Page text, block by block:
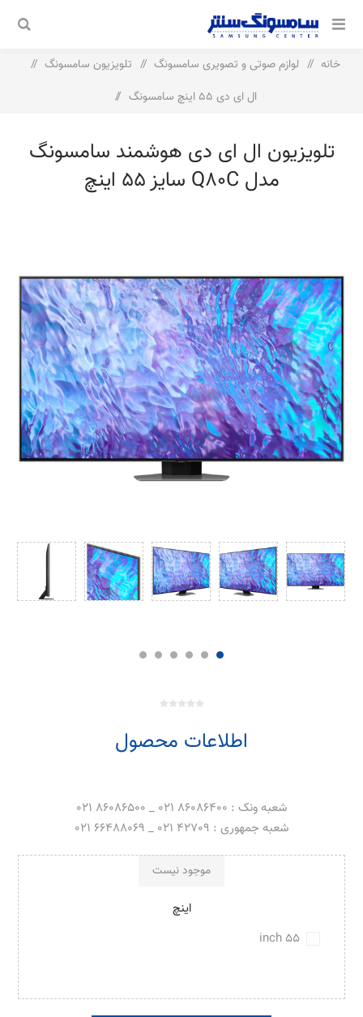
خانه / لوازم صوتی و تصویری سامسونگ / تلویزیون سامسونگ
/
ال ای دی 55 اینچ سامسونگ
/
تلویزیون ال ای دی هوشمند سامسونگ
مدل Q80C سایز 55 اینچ
اطلاعات محصول
شعبه ونک : 86086400 021 _ 86086500 021
شعبه جمهوری : 42709 021 _ 66488069 021
اینچ
55 inch
موجود نیست